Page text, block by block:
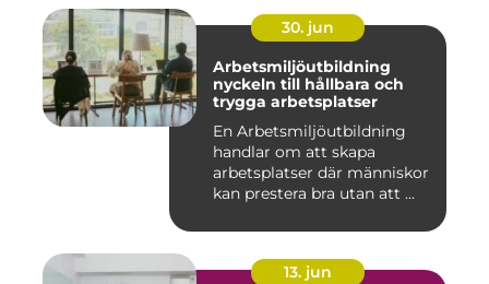
30. jun
Arbetsmiljöutbildning
nyckeln till hållbara och
trygga arbetsplatser
En Arbetsmiljöutbildning
handlar om att skapa
arbetsplatser där människor
kan prestera bra utan att ...
13. jun